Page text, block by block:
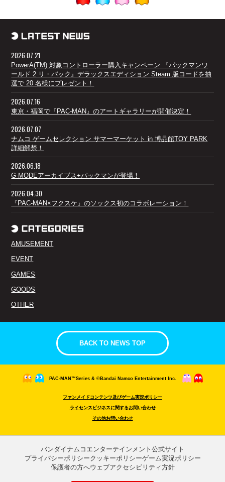
2026.07.21
PowerA(TM) 対象コントローラー購入キャンペーン 『パックマンワ
ールド 2 リ・パック』デラックスエディション Steam 版コードを抽
選で 20 名様にプレゼント！
2026.07.16
東京・福岡で『PAC-MAN』のアートギャラリーが開催決定！
2026.07.07
ナムコ ゲームセレクション サマーマーケット in 博品館TOY PARK
詳細解禁！
2026.06.18
G-MODEアーカイブス+パックマンが登場！
2026.04.30
『PAC-MAN×フクスケ』のソックス初のコラボレーション！
AMUSEMENT
EVENT
GAMES
GOODS
OTHER
BACK TO NEWS TOP
PAC-MAN™Series & ©Bandai Namco Entertainment Inc.
ファンメイドコンテンツ及びゲーム実況ポリシー
ライセンスビジネスに関するお問い合わせ
その他お問い合わせ
バンダイナムコエンターテインメント公式サイト
プライバシーポリシークッキーポリシーゲーム実況ポリシー
保護者の方へウェブアクセシビリティ方針